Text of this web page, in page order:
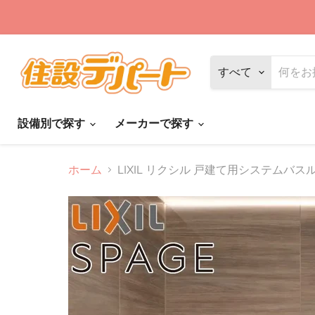
すべて
設備別で探す メーカーで探す
ホーム LIXIL リクシル 戸建て用システムバス